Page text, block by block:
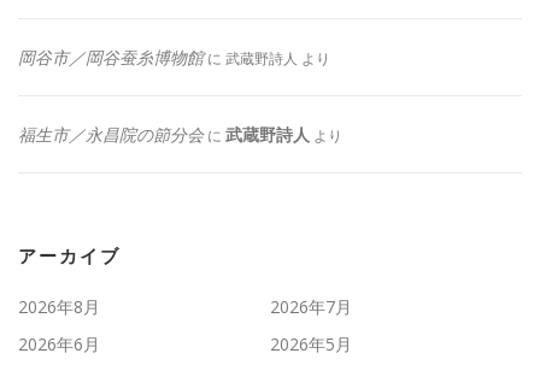
岡谷市／岡谷蚕糸博物館に 武蔵野詩人 より
福生市／永昌院の節分会に 武蔵野詩人 より
アーカイブ
2026年8月
2026年7月
2026年6月
2026年5月